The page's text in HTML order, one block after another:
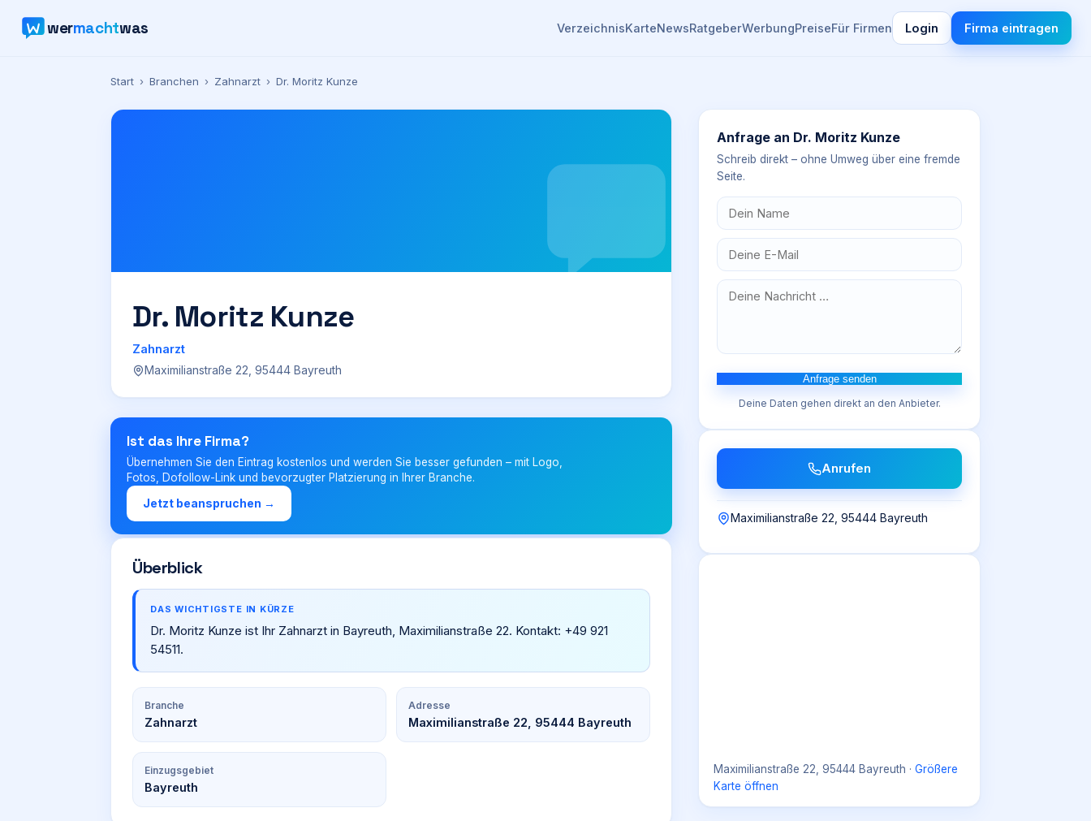
wermachtwas VerzeichnisKarteNewsRatgeberWerbungPreiseFür Firmen Login Firma eintragen
Start › Branchen › Zahnarzt › Dr. Moritz Kunze
Dr. Moritz Kunze
Zahnarzt
Maximilianstraße 22, 95444 Bayreuth
Ist das Ihre Firma?
Übernehmen Sie den Eintrag kostenlos und werden Sie besser gefunden – mit Logo,
Fotos, Dofollow-Link und bevorzugter Platzierung in Ihrer Branche.
Jetzt beanspruchen →
Überblick
DAS WICHTIGSTE IN KÜRZE
Dr. Moritz Kunze ist Ihr Zahnarzt in Bayreuth, Maximilianstraße 22. Kontakt: +49 921
54511.
Branche
Zahnarzt
Adresse
Maximilianstraße 22, 95444 Bayreuth
Einzugsgebiet
Bayreuth
Anfrage an Dr. Moritz Kunze
Schreib direkt – ohne Umweg über eine fremde
Seite.
Anfrage senden
Deine Daten gehen direkt an den Anbieter.
Anrufen
Maximilianstraße 22, 95444 Bayreuth
Maximilianstraße 22, 95444 Bayreuth · Größere
Karte öffnen